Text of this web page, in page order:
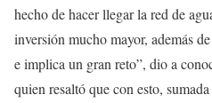
hecho de hacer llegar la red de
inversión mucho mayor, además
e implica un gran reto”, dio a
quien resaltó que con esto,